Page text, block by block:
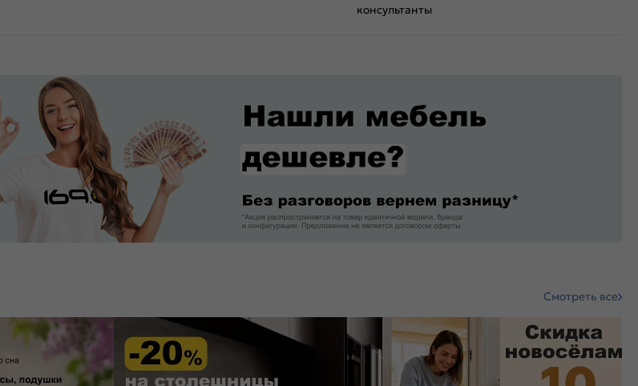
консультанты
Смотреть все